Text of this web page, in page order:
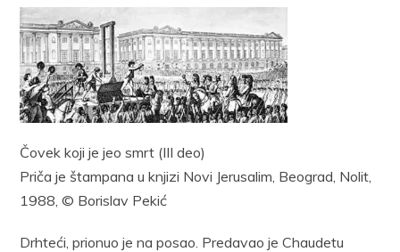
Čovek koji je jeo smrt (III deo)
Priča je štampana u knjizi Novi Jerusalim, Beograd, Nolit,
1988, © Borislav Pekić
Drhteći, prionuo je na posao. Predavao je Chaudetu